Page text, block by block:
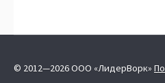
© 2012—2026 ООО «ЛидерВорк»